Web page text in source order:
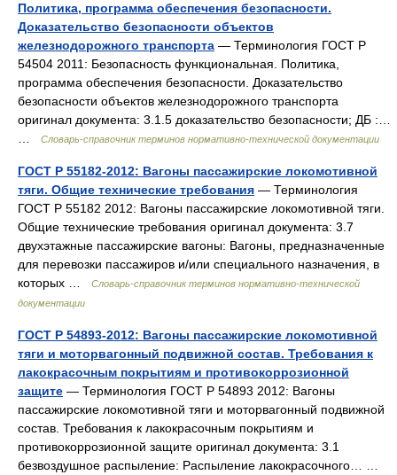
Политика, программа обеспечения безопасности.
Доказательство безопасности объектов
железнодорожного транспорта — Терминология ГОСТ Р
54504 2011: Безопасность функциональная. Политика,
программа обеспечения безопасности. Доказательство
безопасности объектов железнодорожного транспорта
оригинал документа: 3.1.5 доказательство безопасности; ДБ :…
Словарь-справочник терминов нормативно-технической документации
ГОСТ Р 55182-2012: Вагоны пассажирские локомотивной
тяги. Общие технические требования — Терминология
ГОСТ Р 55182 2012: Вагоны пассажирские локомотивной тяги.
Общие технические требования оригинал документа: 3.7
двухэтажные пассажирские вагоны: Вагоны, предназначенные
для перевозки пассажиров и/или специального назначения, в
которых …
Словарь-справочник терминов нормативно-технической
документации
ГОСТ Р 54893-2012: Вагоны пассажирские локомотивной
тяги и моторвагонный подвижной состав. Требования к
лакокрасочным покрытиям и противокоррозионной
защите — Терминология ГОСТ Р 54893 2012: Вагоны
пассажирские локомотивной тяги и моторвагонный подвижной
состав. Требования к лакокрасочным покрытиям и
противокоррозионной защите оригинал документа: 3.1
безвоздушное распыление: Распыление лакокрасочного… …